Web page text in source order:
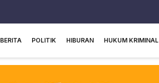
BERITA POLITIK HIBURAN HUKUM KRIMINAL